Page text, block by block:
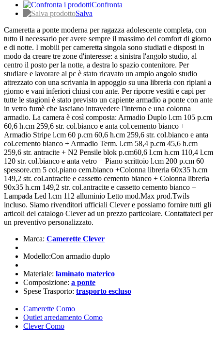
Confronta
Salva
Cameretta a ponte moderna per ragazza adolescente completa, con
tutto il necessario per avere sempre il massimo del comfort di giorno
e di notte. I mobili per cameretta singola sono studiati e disposti in
modo da creare tre zone d'interesse: a sinistra l'angolo studio, al
centro il posto per la notte, a destra lo spazio contenitore. Per
studiare e lavorare al pc è stato ricavato un ampio angolo studio
attrezzato con una scrivania in appoggio su una libreria con ripiani a
giorno e vani inferiori chiusi con ante. Per riporre vestiti e capi per
tutte le stagioni è stato previsto un capiente armadio a ponte con ante
in vetro fumè che lasciano intravedere l'interno e una colonna
armadio. La camera è così composta: Armadio Duplo l.cm 105 p.cm
60,6 h.cm 259,6 str. col.bianco e anta col.cemento bianco +
Armadio Stripe l.cm 60 p.cm 60,6 h.cm 259,6 str. col.bianco e anta
col.cemento bianco + Armadio Term. l.cm 58,4 p.cm 45,6 h.cm
259,6 str. antracite + N2 Pensile blok p.cm60,6 l.cm h.cm 110,4 l.cm
120 str. col.bianco e anta vetro + Piano scrittoio l.cm 200 p.cm 60
spessore.cm 5 col.piano cem.bianco +Colonna libreria 60x35 h.cm
149,2 str. col.antracite e cassetto cemento bianco + Colonna libreria
90x35 h.cm 149,2 str. col.antracite e cassetto cemento bianco +
Lampada Led l.cm 112 alluminio Letto mod.Max prod.Twils
incluso. Siamo rivenditori ufficiali Clever e possiamo fornire tutti gli
articoli del catalogo Clever ad un prezzo particolare. Contattateci per
un preventivo personalizzato.
Marca: Camerette Clever
Modello:Con armadio duplo
Materiale: laminato materico
Composizione: a ponte
Spese Trasporto: trasporto escluso
Camerette Como
Outlet arredamento Como
Clever Como